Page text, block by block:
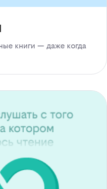
книги — даже когда